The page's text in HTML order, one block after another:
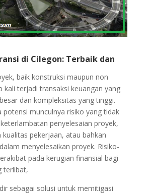
di Cilegon: Terbaik dan
baik konstruksi maupun non
kali terjadi transaksi keuangan yang
dan kompleksitas yang tinggi.
potensi munculnya risiko yang tidak
penyelesaian proyek,
kualitas pekerjaan, atau bahkan
menyelesaikan proyek. Risiko-
pada kerugian finansial bagi
terlibat,
sebagai solusi untuk memitigasi